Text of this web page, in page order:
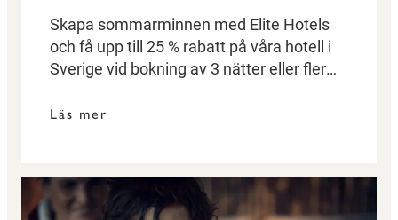
Skapa sommarminnen med Elite Hotels
och få upp till 25 % rabatt på våra hotell i
Sverige vid bokning av 3 nätter eller fler
Läs mer